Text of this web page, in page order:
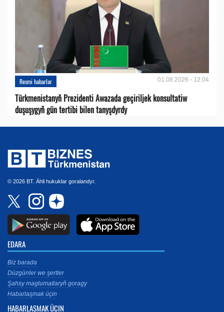
Resmi habarlar 01.08.2026 - 12:04
Türkmenistanyň Prezidenti Awazada geçiriljek konsultatiw
duşuşygyň gün tertibi bilen tanyşdyrdy
© 2026 BT. Ähli hukuklar goralandyr.
EDARA
Biz barada
Düzgünler we şertler
Şahsy maglumatlaryň goragy
Habarlaşmak üçin
HABARLAŞMAK ÜÇIN